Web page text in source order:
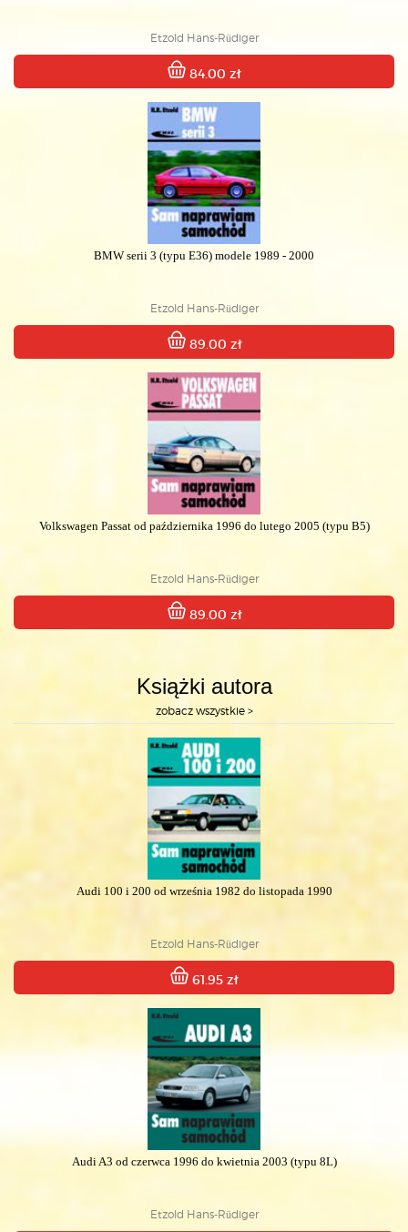
Etzold Hans-Rüdiger
84.00 zł
BMW serii 3 (typu E36) modele 1989 - 2000
Etzold Hans-Rüdiger
89.00 zł
Volkswagen Passat od października 1996 do lutego 2005 (typu B5)
Etzold Hans-Rüdiger
89.00 zł
Książki autora
zobacz wszystkie >
Audi 100 i 200 od września 1982 do listopada 1990
Etzold Hans-Rüdiger
61.95 zł
Audi A3 od czerwca 1996 do kwietnia 2003 (typu 8L)
Etzold Hans-Rüdiger